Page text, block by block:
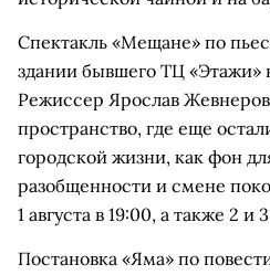
Спектакль «Мещане» по
здании бывшего ТЦ «Этажи»
Режиссер Ярослав Жевнеров
пространство, где еще
городской жизни, как фон
разобщенности и смене
1 августа в 19:00, а также 2 и
Постановка «Яма» по